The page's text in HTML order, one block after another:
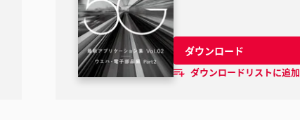
ダウンロード
ダウンロードリストに追加